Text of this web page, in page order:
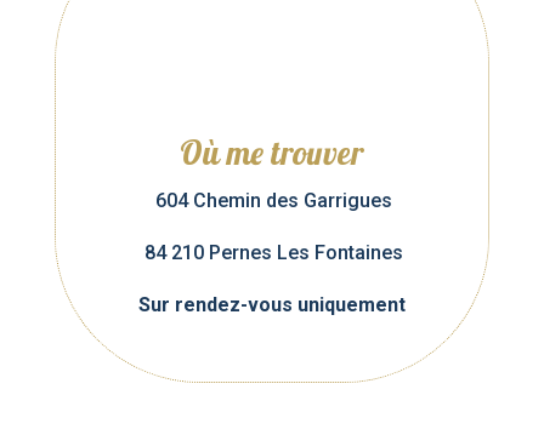
Où me trouver
604 Chemin des Garrigues
84 210 Pernes Les Fontaines
Sur rendez-vous uniquement